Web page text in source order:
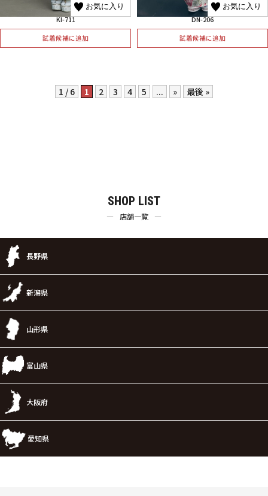
お気に入り
KI-711
試着候補に追加
お気に入り
DN-206
試着候補に追加
1 / 6 1 2 3 4 5 ... » 最後 »
SHOP LIST
店舗一覧
長野県
新潟県
山形県
富山県
大阪府
愛知県